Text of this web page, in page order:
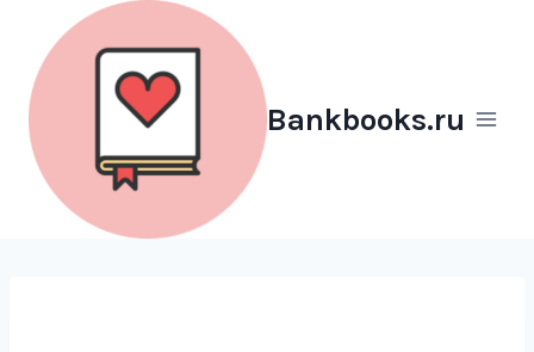
Перейти
содержимому
Bankbooks.ru